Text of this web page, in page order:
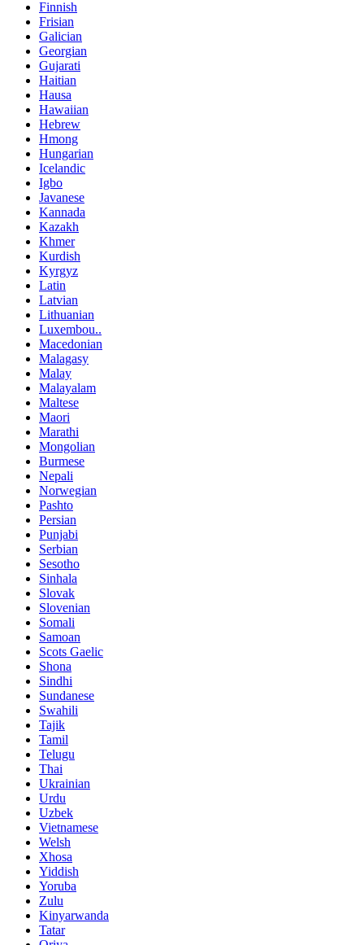
Finnish
Frisian
Galician
Georgian
Gujarati
Haitian
Hausa
Hawaiian
Hebrew
Hmong
Hungarian
Icelandic
Igbo
Javanese
Kannada
Kazakh
Khmer
Kurdish
Kyrgyz
Latin
Latvian
Lithuanian
Luxembou..
Macedonian
Malagasy
Malay
Malayalam
Maltese
Maori
Marathi
Mongolian
Burmese
Nepali
Norwegian
Pashto
Persian
Punjabi
Serbian
Sesotho
Sinhala
Slovak
Slovenian
Somali
Samoan
Scots Gaelic
Shona
Sindhi
Sundanese
Swahili
Tajik
Tamil
Telugu
Thai
Ukrainian
Urdu
Uzbek
Vietnamese
Welsh
Xhosa
Yiddish
Yoruba
Zulu
Kinyarwanda
Tatar